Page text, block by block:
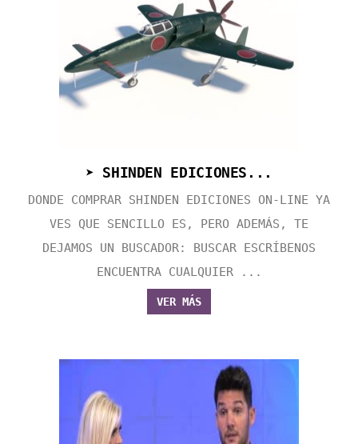
➤ SHINDEN EDICIONES...
DONDE COMPRAR SHINDEN EDICIONES ON-LINE YA
VES QUE SENCILLO ES, PERO ADEMÁS, TE
DEJAMOS UN BUSCADOR: BUSCAR ESCRÍBENOS
ENCUENTRA CUALQUIER ...
VER MÁS